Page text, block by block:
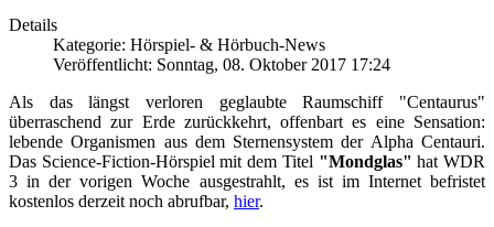
Details
Kategorie: Hörspiel- & Hörbuch-News
Veröffentlicht: Sonntag, 08. Oktober 2017 17:24
Als das längst verloren geglaubte Raumschiff "Centaurus"
überraschend zur Erde zurückkehrt, offenbart es eine Sensation:
lebende Organismen aus dem Sternensystem der Alpha Centauri.
Das Science-Fiction-Hörspiel mit dem Titel "Mondglas" hat WDR
3 in der vorigen Woche ausgestrahlt, es ist im Internet befristet
kostenlos derzeit noch abrufbar, hier.